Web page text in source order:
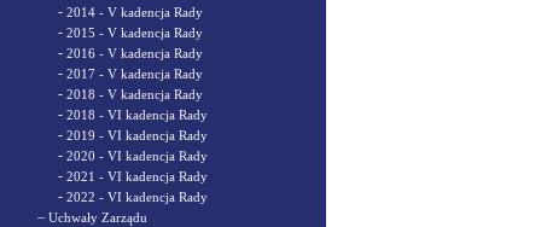
- 2014 - V kadencja Rady
- 2015 - V kadencja Rady
- 2016 - V kadencja Rady
- 2017 - V kadencja Rady
- 2018 - V kadencja Rady
- 2018 - VI kadencja Rady
- 2019 - VI kadencja Rady
- 2020 - VI kadencja Rady
- 2021 - VI kadencja Rady
- 2022 - VI kadencja Rady
– Uchwały Zarządu